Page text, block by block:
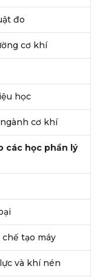
đo
cơ khí
học
cơ khí
các học phần lý
tạo máy
và khí nén